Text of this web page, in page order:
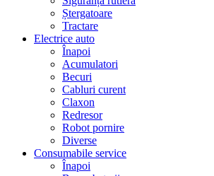
Ștergatoare
Tractare
Electrice auto
Înapoi
Acumulatori
Becuri
Cabluri curent
Claxon
Redresor
Robot pornire
Diverse
Consumabile service
Înapoi